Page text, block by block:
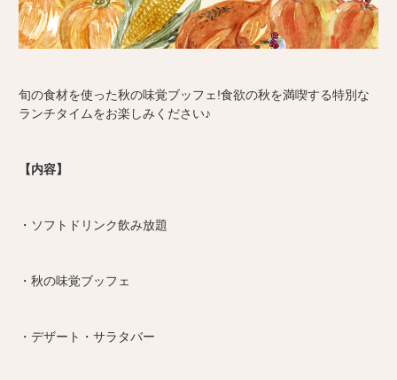
旬の食材を使った秋の味覚ブッフェ!食欲の秋を満喫する特別な
ランチタイムをお楽しみください♪
【内容】
・ソフトドリンク飲み放題
・秋の味覚ブッフェ
・デザート・サラタバー